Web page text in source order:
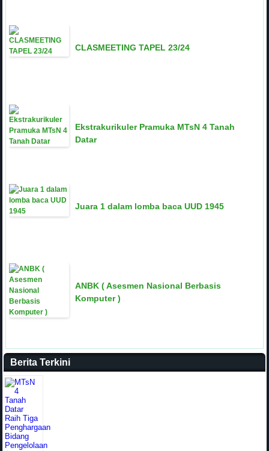
CLASMEETING TAPEL 23/24
Ekstrakurikuler Pramuka MTsN 4 Tanah
Datar
Juara 1 dalam lomba baca UUD 1945
ANBK ( Asesmen Nasional Berbasis
Komputer )
Berita Terkini